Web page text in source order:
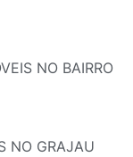
NO BAIRRO
NO GRAJAU